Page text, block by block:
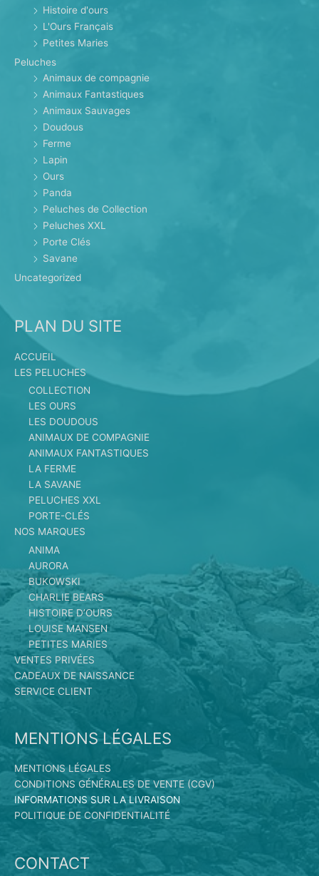
Histoire d'ours
L'Ours Français
Petites Maries
Peluches
Animaux de compagnie
Animaux Fantastiques
Animaux Sauvages
Doudous
Ferme
Lapin
Ours
Panda
Peluches de Collection
Peluches XXL
Porte Clés
Savane
Uncategorized
PLAN DU SITE
ACCUEIL
LES PELUCHES
COLLECTION
LES OURS
LES DOUDOUS
ANIMAUX DE COMPAGNIE
ANIMAUX FANTASTIQUES
LA FERME
LA SAVANE
PELUCHES XXL
PORTE-CLÉS
NOS MARQUES
ANIMA
AURORA
BUKOWSKI
CHARLIE BEARS
HISTOIRE D’OURS
LOUISE MANSEN
PETITES MARIES
VENTES PRIVÉES
CADEAUX DE NAISSANCE
SERVICE CLIENT
MENTIONS LÉGALES
MENTIONS LÉGALES
CONDITIONS GÉNÉRALES DE VENTE (CGV)
INFORMATIONS SUR LA LIVRAISON
POLITIQUE DE CONFIDENTIALITÉ
CONTACT